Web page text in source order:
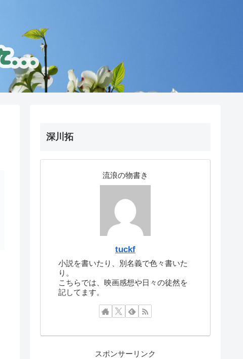
深川拓
流浪の物書き
tuckf
小説を書いたり、別名義で色々書いた
り。
こちらでは、映画感想や日々の徒然を
記してます。
スポンサーリンク